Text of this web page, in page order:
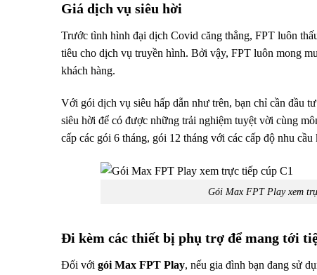
Giá dịch vụ siêu hời
Trước tình hình đại dịch Covid căng thẳng, FPT luôn
tiêu cho dịch vụ truyền hình. Bởi vậy, FPT luôn mong
khách hàng.
Với gói dịch vụ siêu hấp dẫn như trên, bạn chỉ cần đầu
siêu hời để có được những trải nghiệm tuyệt vời cùng
cấp các gói 6 tháng, gói 12 tháng với các cấp độ nhu
Gói Max FPT Play xem
Đi kèm các thiết bị phụ trợ để mang tới
Đối với gói Max FPT Play, nếu gia đình bạn đang sử